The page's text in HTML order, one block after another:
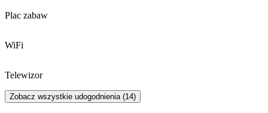
Plac zabaw
WiFi
Telewizor
Zobacz wszystkie udogodnienia (14)